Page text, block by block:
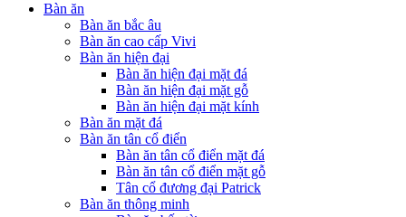
Bàn ăn
Bàn ăn bắc âu
Bàn ăn cao cấp Vivi
Bàn ăn hiện đại
Bàn ăn hiện đại mặt đá
Bàn ăn hiện đại mặt gỗ
Bàn ăn hiện đại mặt kính
Bàn ăn mặt đá
Bàn ăn tân cổ điển
Bàn ăn tân cổ điển mặt đá
Bàn ăn tân cổ điển mặt gỗ
Tân cổ đương đại Patrick
Bàn ăn thông minh